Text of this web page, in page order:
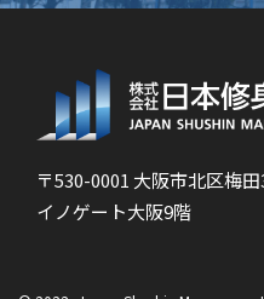
〒530-0001 大阪市北区梅
イノゲート大阪9階